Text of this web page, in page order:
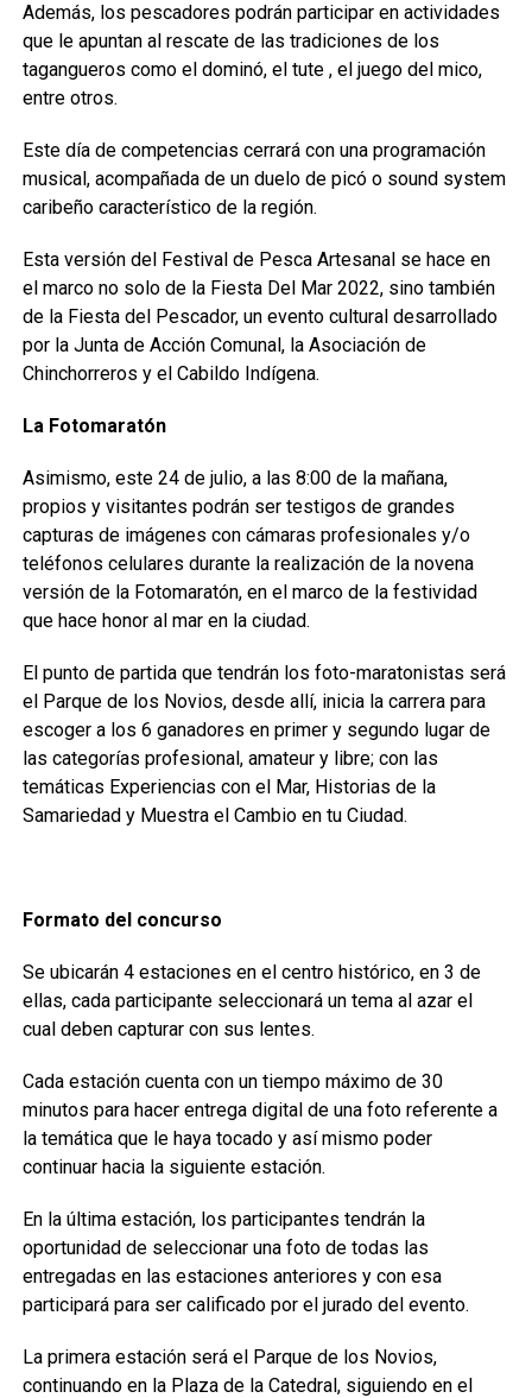
Además, los pescadores podrán participar en actividades
que le apuntan al rescate de las tradiciones de los
tagangueros como el dominó, el tute , el juego del mico,
entre otros.
Este día de competencias cerrará con una programación
musical, acompañada de un duelo de picó o sound system
caribeño característico de la región.
Esta versión del Festival de Pesca Artesanal se hace en
el marco no solo de la Fiesta Del Mar 2022, sino también
de la Fiesta del Pescador, un evento cultural desarrollado
por la Junta de Acción Comunal, la Asociación de
Chinchorreros y el Cabildo Indígena.
La Fotomaratón
Asimismo, este 24 de julio, a las 8:00 de la mañana,
propios y visitantes podrán ser testigos de grandes
capturas de imágenes con cámaras profesionales y/o
teléfonos celulares durante la realización de la novena
versión de la Fotomaratón, en el marco de la festividad
que hace honor al mar en la ciudad.
El punto de partida que tendrán los foto-maratonistas será
el Parque de los Novios, desde allí, inicia la carrera para
escoger a los 6 ganadores en primer y segundo lugar de
las categorías profesional, amateur y libre; con las
temáticas Experiencias con el Mar, Historias de la
Samariedad y Muestra el Cambio en tu Ciudad.
Formato del concurso
Se ubicarán 4 estaciones en el centro histórico, en 3 de
ellas, cada participante seleccionará un tema al azar el
cual deben capturar con sus lentes.
Cada estación cuenta con un tiempo máximo de 30
minutos para hacer entrega digital de una foto referente a
la temática que le haya tocado y así mismo poder
continuar hacia la siguiente estación.
En la última estación, los participantes tendrán la
oportunidad de seleccionar una foto de todas las
entregadas en las estaciones anteriores y con esa
participará para ser calificado por el jurado del evento.
La primera estación será el Parque de los Novios,
continuando en la Plaza de la Catedral, siguiendo en el